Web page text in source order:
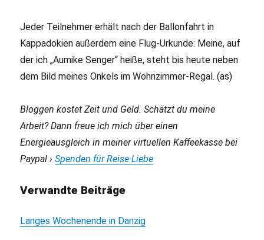
Jeder Teilnehmer erhält nach der Ballonfahrt in
Kappadokien außerdem eine Flug-Urkunde: Meine, auf
der ich „Aumike Senger“ heiße, steht bis heute neben
dem Bild meines Onkels im Wohnzimmer-Regal. (as)
Bloggen kostet Zeit und Geld. Schätzt du meine
Arbeit? Dann freue ich mich über einen
Energieausgleich in meiner virtuellen Kaffeekasse bei
Paypal ›Spenden für Reise-Liebe
Verwandte Beiträge
Langes Wochenende in Danzig